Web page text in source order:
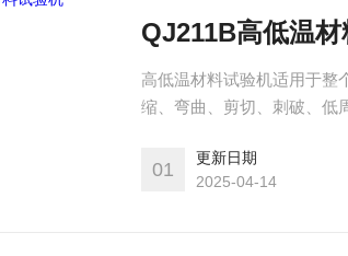
QJ211B高低温
高低温材料试验机适用于整
缩、弯曲、剪切、刺破、低
验目的；
01
更新日期
2025-04-14